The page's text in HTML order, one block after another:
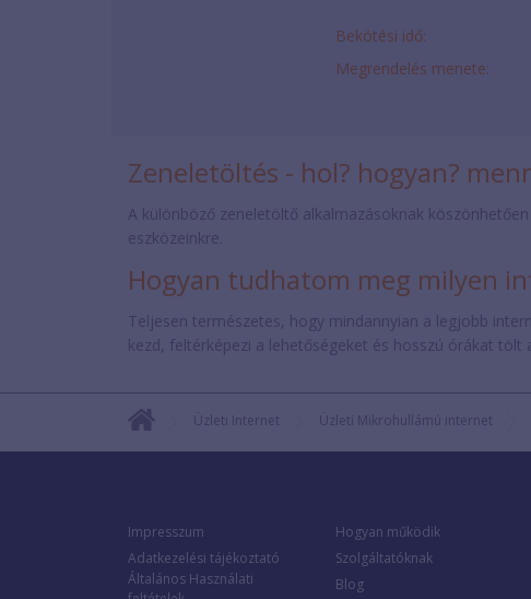
Bekötési idő:
Megrendelés menete:
Zeneletöltés - hol? hogyan?
A különböző zeneletöltő alkalmazásoknak
eszközeinkre.
Hogyan tudhatom meg milyen
Teljesen természetes, hogy mindannyian a legjobb
kezd, feltérképezi a lehetőségeket és hosszú órákat tölt
Üzleti Internet Üzleti Mikrohullámú internet
Impresszum
Adatkezelési tájékoztató
Általános Használati
Hogyan működik
Szolgáltatóknak
Blog